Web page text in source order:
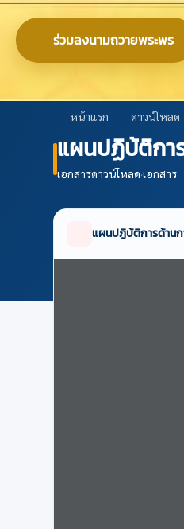
ร่วมลงนามถวายพระพร
0-2579-8161
ศูนย์ข้อมู
National
หน้าแรก ดาวน์โหลด
แผนปฏิบ้ติกา
เอกสารดาวน์โหลด·เอกสาร·
แผนปฏิบ้ติการด้าน